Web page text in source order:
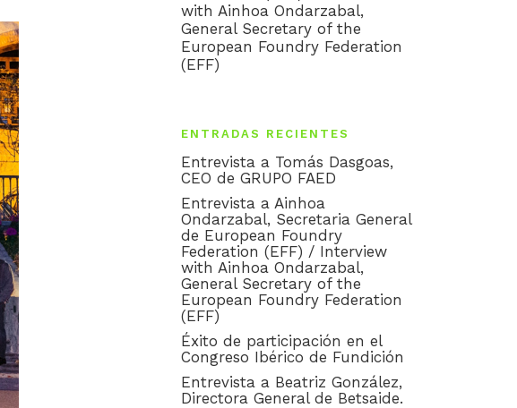
with Ainhoa Ondarzabal,
General Secretary of the
European Foundry Federation
(EFF)
ENTRADAS RECIENTES
Entrevista a Tomás Dasgoas,
CEO de GRUPO FAED
Entrevista a Ainhoa
Ondarzabal, Secretaria General
de European Foundry
Federation (EFF) / Interview
with Ainhoa Ondarzabal,
General Secretary of the
European Foundry Federation
(EFF)
Éxito de participación en el
Congreso Ibérico de Fundición
Entrevista a Beatriz González,
Directora General de Betsaide.